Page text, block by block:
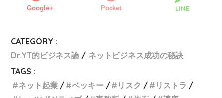
Google+ Pocket LINE
CATEGORY :
Dr.YT的ビジネス論
ネットビジネス成功の秘訣
TAGS :
ネット起業
ベッキー リスク
リストラ